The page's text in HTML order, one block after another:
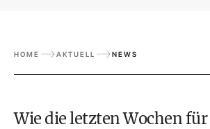
HOME AKTUELL NEWS
Wie die letzten Wochen